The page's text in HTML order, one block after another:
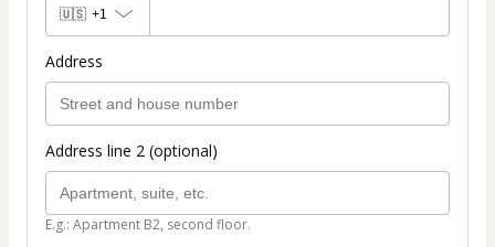
🇺🇸 +1
Address
Address line 2 (optional)
E.g.: Apartment B2, second floor.